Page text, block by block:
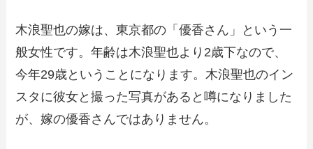
木浪聖也の嫁は、東京都の「優香さん」という一
般女性です。年齢は木浪聖也より2歳下なので、
今年29歳ということになります。木浪聖也のイン
スタに彼女と撮った写真があると噂になりました
が、嫁の優香さんではありません。